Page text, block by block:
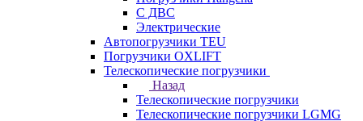
С ДВС
Электрические
Автопогрузчики TEU
Погрузчики OXLIFT
Телескопические погрузчики
Назад
Телескопические погрузчики
Телескопические погрузчики LGMG